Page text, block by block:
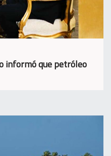
informó que petróleo